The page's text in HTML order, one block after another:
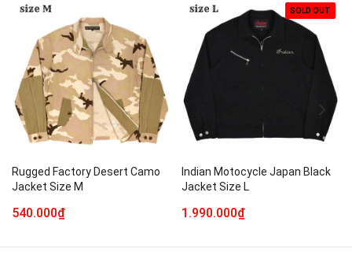
Rugged Factory Desert Camo
Jacket Size M
540.000₫
SOLD OUT
Indian Motocycle Japan Black
Jacket Size L
1.990.000₫